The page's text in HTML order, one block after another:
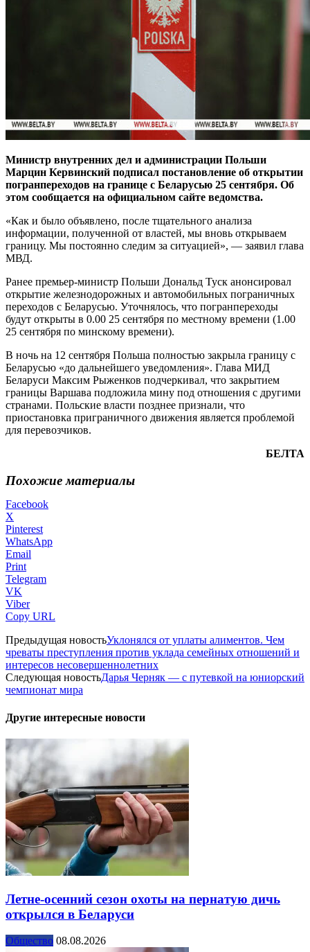
Министр внутренних дел и администрации Польши
Марцин Кервинский подписал постановление об открытии
погранпереходов на границе с Беларусью 25 сентября. Об
этом сообщается на официальном сайте ведомства.
«Как и было объявлено, после тщательного анализа
информации, полученной от властей, мы вновь открываем
границу. Мы постоянно следим за ситуацией», — заявил глава
МВД.
Ранее премьер-министр Польши Дональд Туск анонсировал
открытие железнодорожных и автомобильных пограничных
переходов с Беларусью. Уточнялось, что погранпереходы
будут открыты в 0.00 25 сентября по местному времени (1.00
25 сентября по минскому времени).
В ночь на 12 сентября Польша полностью закрыла границу с
Беларусью «до дальнейшего уведомления». Глава МИД
Беларуси Максим Рыженков подчеркивал, что закрытием
границы Варшава подложила мину под отношения с другими
странами. Польские власти позднее признали, что
приостановка приграничного движения является проблемой
для перевозчиков.
БЕЛТА
Похожие материалы
Facebook
X
Pinterest
WhatsApp
Email
Print
Telegram
VK
Viber
Copy URL
Предыдущая новостьУклонялся от уплаты алиментов. Чем
чреваты преступления против уклада семейных отношений и
интересов несовершеннолетних
Следующая новостьДарья Черняк — с путевкой на юниорский
чемпионат мира
Другие интересные новости
Летне-осенний сезон охоты на пернатую дичь
открылся в Беларуси
Общество 08.08.2026